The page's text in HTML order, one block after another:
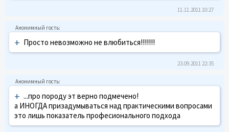
11.11.2011 10:27
+ Просто невозможно не влюбиться!!!!!!!
23.09.2011 22:35
+ ...про породу эт верно подмечено!
а ИНОГДА призадумываться над практическими вопросами
это лишь показатель професионального подхода